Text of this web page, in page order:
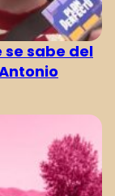
se sabe del